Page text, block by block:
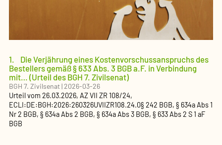
1. Die Verjährung eines Kostenvorschussanspruchs des
Bestellers gemäß § 633 Abs. 3 BGB a.F. in Verbindung
mit… (Urteil des BGH 7. Zivilsenat)
BGH 7. Zivilsenat|2026-03-26
Urteilvom 26.03.2026, AZVII ZR 108/24,
ECLI:DE:BGH:2026:260326UVIIZR108.24.0§ 242 BGB, § 634a Abs 1
Nr 2 BGB, § 634a Abs 2 BGB, § 634a Abs 3 BGB, § 633 Abs 2 S 1 aF
BGB